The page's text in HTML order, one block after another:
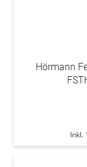
Hörmann
Inkl.